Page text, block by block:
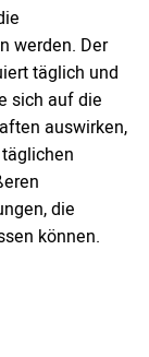
werden. Der
täglich und
sich auf die
auswirken,
die
können.